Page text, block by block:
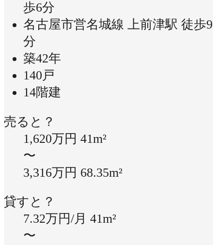
歩6分
名古屋市営名城線 上前津駅 徒歩9
分
築42年
140戸
14階建
売ると？
1,620万円 41m²
〜
3,316万円 68.35m²
貸すと？
7.32万円/月 41m²
〜